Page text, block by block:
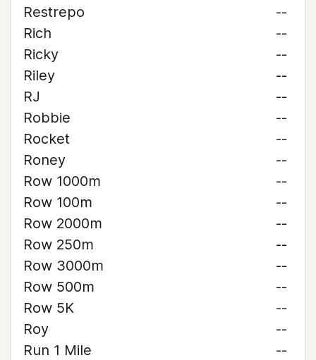
Restrepo
--
Rich
--
Ricky
--
Riley
--
RJ
--
Robbie
--
Rocket
--
Roney
--
Row 1000m
--
Row 100m
--
Row 2000m
--
Row 250m
--
Row 3000m
--
Row 500m
--
Row 5K
--
Roy
--
Run 1 Mile
--